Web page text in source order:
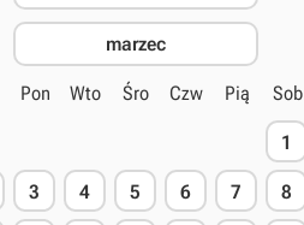
marzec
Pon Wto Śro Czw Pią Sob
1
3 4 5 6 7 8